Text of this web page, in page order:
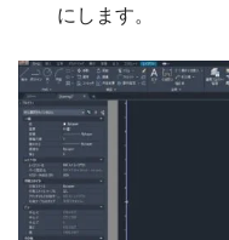
にします。